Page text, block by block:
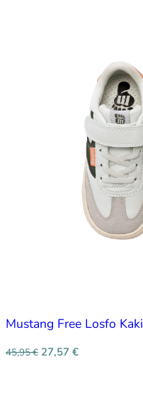
Mustang Free Losfo Kaki
45,95€ 27,57 €